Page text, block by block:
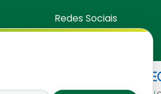
Redes Sociais